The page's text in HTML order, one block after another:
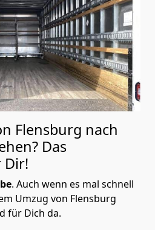
Flensburg nach
Das
Dir!
. Auch wenn es mal schnell
Umzug von Flensburg
für Dich da.